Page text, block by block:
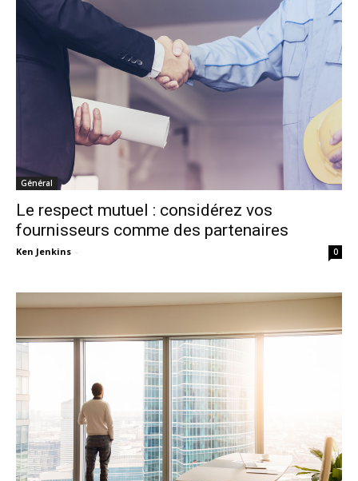
Général
Le respect mutuel : considérez vos
fournisseurs comme des partenaires
Ken Jenkins - 0